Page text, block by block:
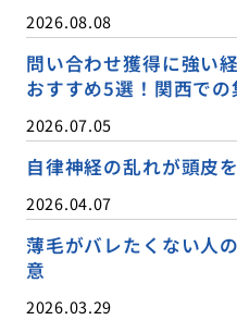
2026.08.08
問い合わせ獲得に強い
おすすめ5選！関西で
2026.07.05
自律神経の乱れが頭皮
2026.04.07
薄毛がバレたくない人
意
2026.03.29